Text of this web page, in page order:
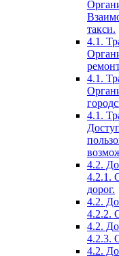
такси.
4.1.
4.1.
4.1.
4.2.
4.2.1.
дорог.
4.2.
4.2.2.
4.2.
4.2.3.
4.2.